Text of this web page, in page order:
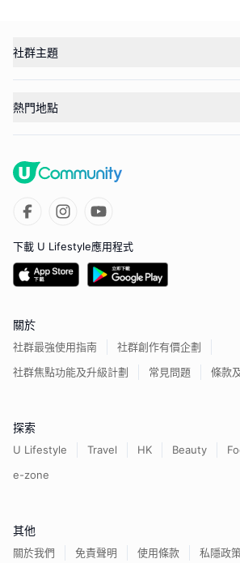
社群主題
熱門地點
下載 U Lifestyle應用程式
關於
社群最強使用指南
社群創作有價企劃
社群焦點功能及升級計劃
常見問題 條款
探索
U Lifestyle Travel HK Beauty
e-zone
其他
關於我們 免責聲明 使用條款 私隱政